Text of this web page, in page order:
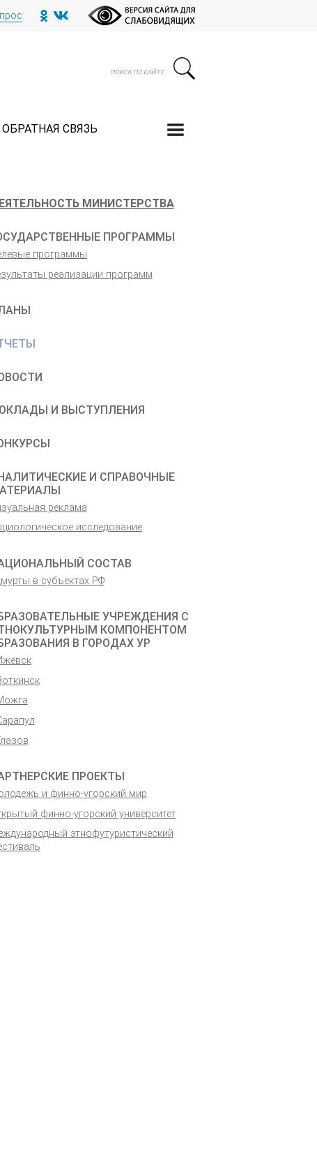
ОБРАТНАЯ СВЯЗЬ
МИНИСТЕРСТВА
ПРОГРАММЫ
программы
реализации программ
И ВЫСТУПЛЕНИЯ
И СПРАВОЧНЫЕ
реклама
исследование
СОСТАВ
в субъектах РФ
УЧРЕЖДЕНИЯ С
КОМПОНЕНТОМ
В ГОРОДАХ УР
ПРОЕКТЫ
и финно-угорский мир
финно-угорский университет
этнофутури­стический